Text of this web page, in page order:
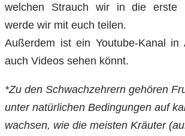
welchen Strauch wir in die erste
werde wir mit euch teilen.
Außerdem ist ein Youtube-Kanal in
auch Videos sehen könnt.
*Zu den Schwachzehrern gehören
unter natürlichen Bedingungen auf
wachsen, wie die meisten Kräuter